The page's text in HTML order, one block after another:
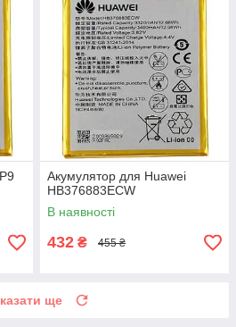
Акумулятор для Huawei
HB376883ECW
В наявності
432 ₴ 455 ₴
ще